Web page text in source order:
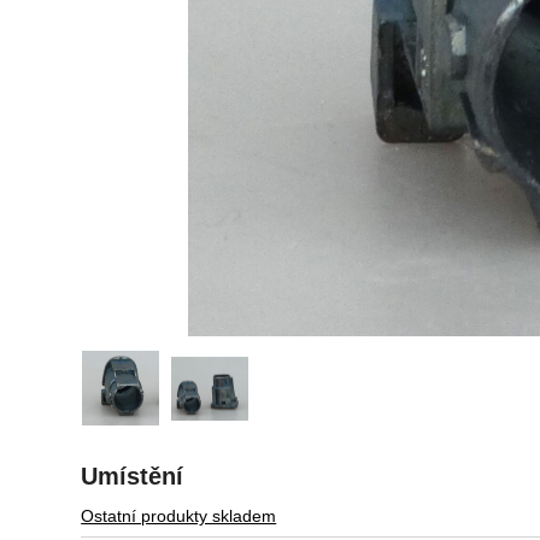
Umístění
Ostatní produkty skladem